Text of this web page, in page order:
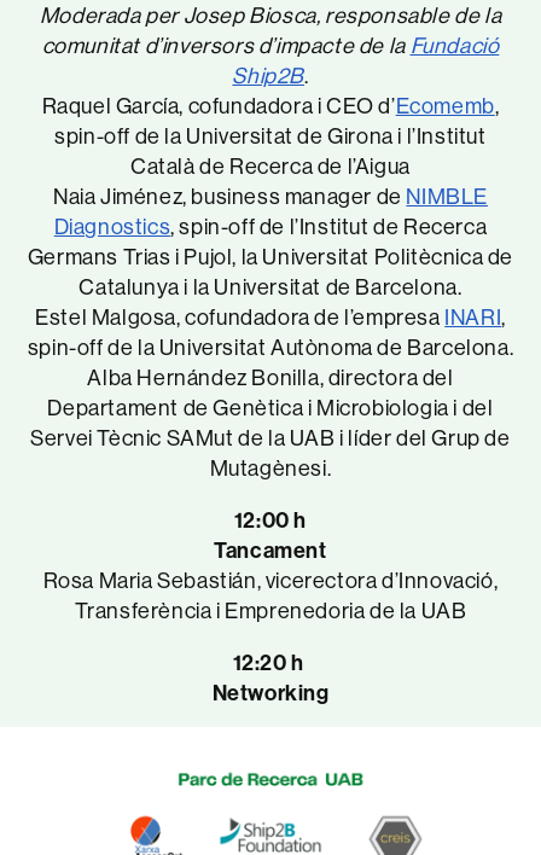
Moderada per Josep Biosca, responsable de la
comunitat d’inversors d’impacte de la Fundació
Ship2B.
Raquel García, cofundadora i CEO d’Ecomemb,
spin-off de la Universitat de Girona i l’Institut
Català de Recerca de l’Aigua
Naia Jiménez, business manager de NIMBLE
Diagnostics, spin-off de l’Institut de Recerca
Germans Trias i Pujol, la Universitat Politècnica de
Catalunya i la Universitat de Barcelona.
Estel Malgosa, cofundadora de l’empresa INARI,
spin-off de la Universitat Autònoma de Barcelona.
Alba Hernández Bonilla, directora del
Departament de Genètica i Microbiologia i del
Servei Tècnic SAMut de la UAB i líder del Grup de
Mutagènesi.
12:00 h
Tancament
Rosa Maria Sebastián, vicerectora d’Innovació,
Transferència i Emprenedoria de la UAB
12:20 h
Networking